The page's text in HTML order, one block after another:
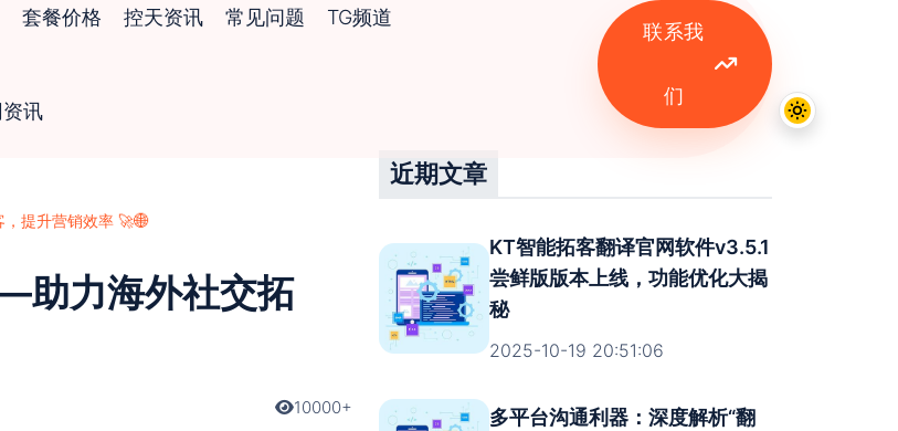
套餐价格 控天资讯 常见问题 TG频道
讯
联系我
们
提升营销效率 🚀🌐
力海外社交拓
10000+
近期文章
KT智能拓客翻译官网软件v3.5.1
尝鲜版版本上线，功能优化大揭
秘
2025-10-19 20:51:06
多平台沟通利器：深度解析“翻